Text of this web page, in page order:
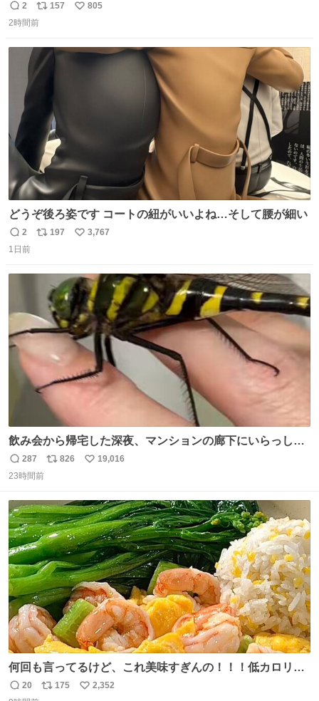
返
信
2
リ
ポ
ト
数
157
い
805
2時間前
どうぞ後ろ姿です コートの紐がいいよね…そして腰が細い
返
信
2
リ
197
い
数
3,767
1日前
飲み会から帰宅した深夜、マンションの廊下にいらっしゃ
ったオニヤンマ様 まさかこんな都会でお会いできるなんて
思っておらず大興奮しております かっこよすぎる 指を差し
たが、飛ばないということは弱っていらっしゃるのでしょ
うか…素敵すぎる
返
信
287
リ
ト
数
826
い
数
19,016
23時間前
何回も言ってるけど、これ美味すぎんの！！！低カロリー
で満足感エグいから一生食べてる😭
返
20
リ
175
い
2,352